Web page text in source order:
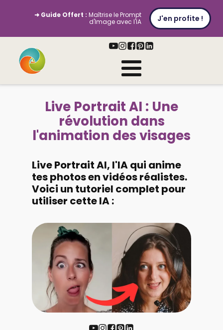
➜ Guide Offert : Maîtrise le Prompt
d'Image avec l'IA
J'en profite !
Live Portrait AI : Une
révolution dans
l'animation des visages
Live Portrait AI, l'IA qui anime
tes photos en vidéos réalistes.
Voici un tutoriel complet pour
utiliser cette IA :